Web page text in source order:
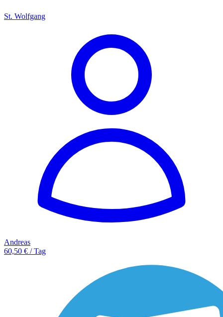
St. Wolfgang
Andreas
60,50 € / Tag